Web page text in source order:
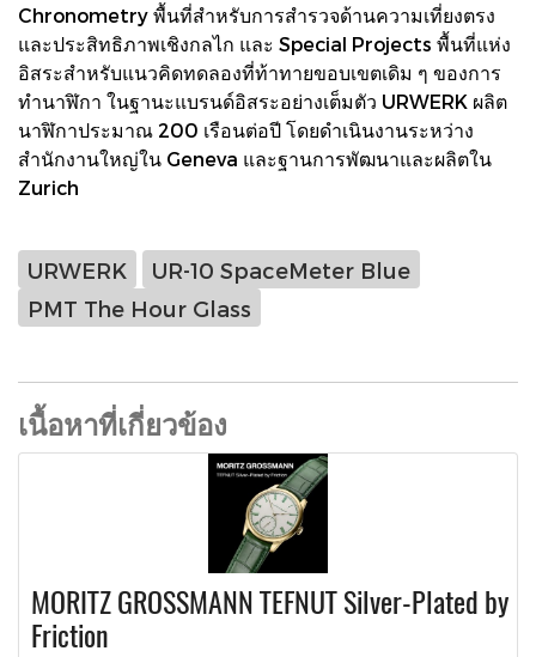
Chronometry พื้นที่สำหรับการสำรวจด้านความเที่ยงตรง
และประสิทธิภาพเชิงกลไก และ Special Projects พื้นที่แห่ง
อิสระสำหรับแนวคิดทดลองที่ท้าทายขอบเขตเดิม ๆ ของการ
ทำนาฬิกา ในฐานะแบรนด์อิสระอย่างเต็มตัว URWERK ผลิต
นาฬิกาประมาณ 200 เรือนต่อปี โดยดำเนินงานระหว่าง
สำนักงานใหญ่ใน Geneva และฐานการพัฒนาและผลิตใน
Zurich
URWERK
UR-10 SpaceMeter Blue
PMT The Hour Glass
เนื้อหาที่เกี่ยวข้อง
MORITZ GROSSMANN TEFNUT Silver-Plated by
Friction